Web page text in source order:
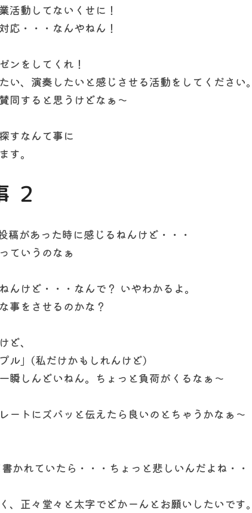
活動してないくせに！
応・・・なんやねん！
ンをしてくれ！
い、演奏したいと感じさせる活動をしてください。
同すると思うけどなぁ〜
すなんて事に
す。
２
があった時に感じるねんけど・・・
ていうのなぁ
んけど・・・なんで？ いやわかるよ。
事をさせるのかな？
、
ル」(私だけかもしれんけど)
瞬しんどいねん。ちょっと負荷がくるなぁ〜
ートにズバッと伝えたら良いのとちゃうかなぁ〜
かれていたら・・・ちょっと悲しいんだよね・・
、正々堂々と太字でどかーんとお願いしたいです。